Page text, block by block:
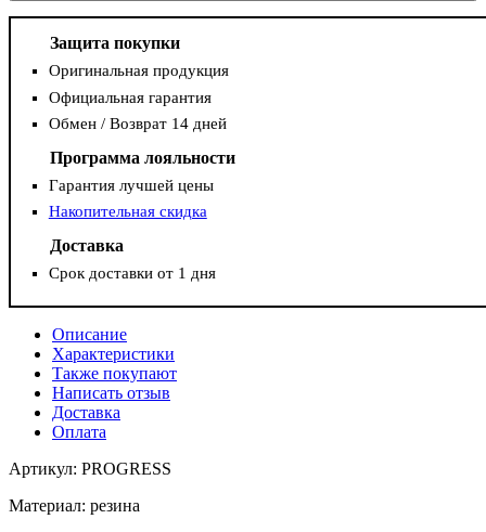
Защита покупки
Оригинальная продукция
Официальная гарантия
Обмен / Возврат 14 дней
Программа лояльности
Гарантия лучшей цены
Накопительная скидка
Доставка
Срок доставки от 1 дня
Описание
Характеристики
Также покупают
Написать отзыв
Доставка
Оплата
Артикул: PROGRESS
Материал: резина